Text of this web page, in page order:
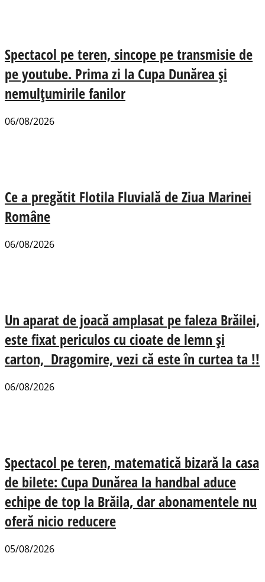
Spectacol pe teren, sincope pe transmisie de
pe youtube. Prima zi la Cupa Dunărea și
nemulțumirile fanilor
06/08/2026
Ce a pregătit Flotila Fluvială de Ziua Marinei
Române
06/08/2026
Un aparat de joacă amplasat pe faleza Brăilei,
este fixat periculos cu cioate de lemn și
carton, Dragomire, vezi că este în curtea ta !!
06/08/2026
Spectacol pe teren, matematică bizară la casa
de bilete: Cupa Dunărea la handbal aduce
echipe de top la Brăila, dar abonamentele nu
oferă nicio reducere
05/08/2026